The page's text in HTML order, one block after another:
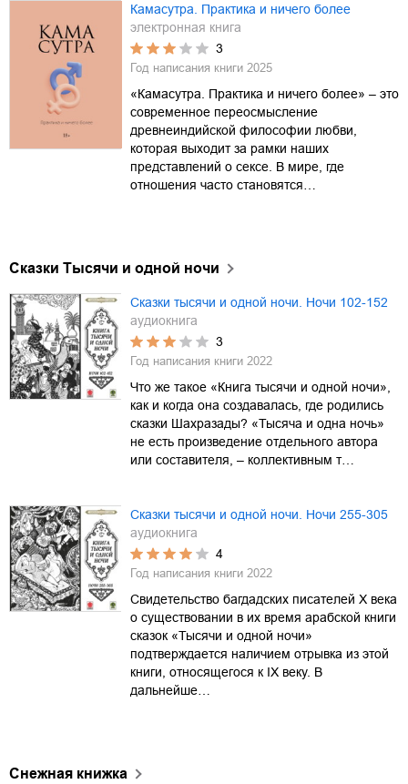
Камасутра. Практика и ничего более
электронная книга
3
Год написания книги 2025
«Камасутра. Практика и ничего более» – это
современное переосмысление
древнеиндийской философии любви,
которая выходит за рамки наших
представлений о сексе. В мире, где
отношения часто становятся…
Сказки Тысячи и одной ночи
Сказки тысячи и одной ночи. Ночи 102-152
аудиокнига
3
Год написания книги 2022
Что же такое «Книга тысячи и одной ночи»,
как и когда она создавалась, где родились
сказки Шахразады? «Тысяча и одна ночь»
не есть произведение отдельного автора
или составителя, – коллективным т…
Сказки тысячи и одной ночи. Ночи 255-305
аудиокнига
4
Год написания книги 2022
Свидетельство багдадских писателей X века
о существовании в их время арабской книги
сказок «Тысячи и одной ночи»
подтверждается наличием отрывка из этой
книги, относящегося к IX веку. В
дальнейше…
Снежная книжка